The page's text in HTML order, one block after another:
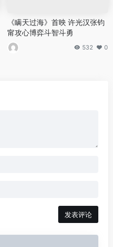
《瞒天过海》首映 许光汉张钧
甯攻心博弈斗智斗勇
532 0
发表评论